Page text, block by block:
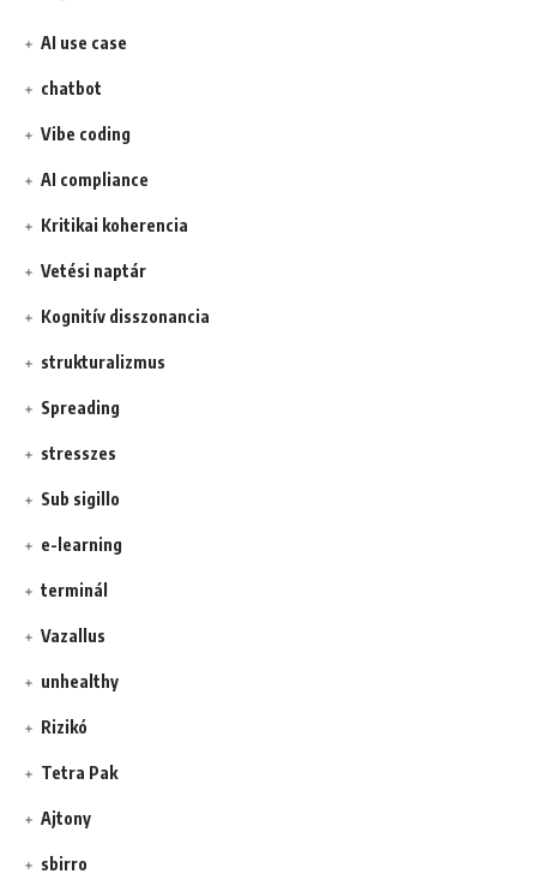
AI use case
chatbot
Vibe coding
AI compliance
Kritikai koherencia
Vetési naptár
Kognitív disszonancia
strukturalizmus
Spreading
stresszes
Sub sigillo
e-learning
terminál
Vazallus
unhealthy
Rizikó
Tetra Pak
Ajtony
sbirro